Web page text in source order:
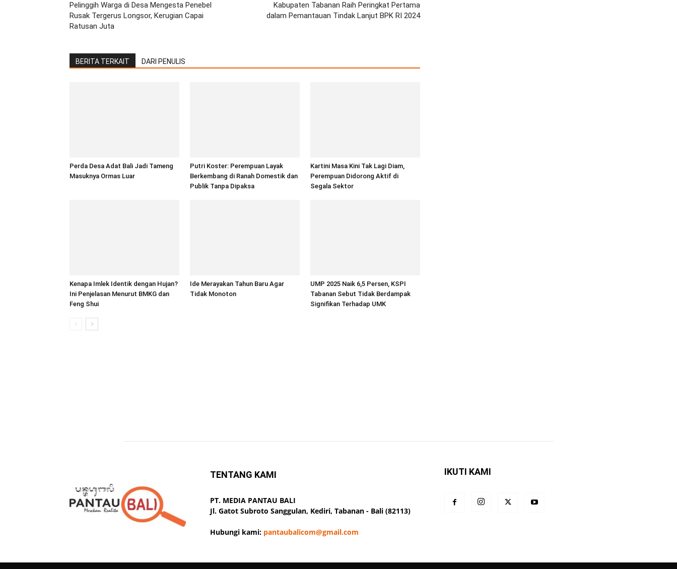
Pelinggih Warga di Desa Mengesta Penebel
Rusak Tergerus Longsor, Kerugian Capai
Ratusan Juta
Kabupaten Tabanan Raih Peringkat Pertama
dalam Pemantauan Tindak Lanjut BPK RI 2024
BERITA TERKAIT DARI PENULIS
Perda Desa Adat Bali Jadi Tameng
Masuknya Ormas Luar
Putri Koster: Perempuan Layak
Berkembang di Ranah Domestik dan
Publik Tanpa Dipaksa
Kartini Masa Kini Tak Lagi Diam,
Perempuan Didorong Aktif di
Segala Sektor
Kenapa Imlek Identik dengan Hujan?
Ini Penjelasan Menurut BMKG dan
Feng Shui
Ide Merayakan Tahun Baru Agar
Tidak Monoton
UMP 2025 Naik 6,5 Persen, KSPI
Tabanan Sebut Tidak Berdampak
Signifikan Terhadap UMK
TENTANG KAMI
PT. MEDIA PANTAU BALI
Jl. Gatot Subroto Sanggulan, Kediri, Tabanan - Bali (82113)
Hubungi kami: pantaubalicom@gmail.com
IKUTI KAMI